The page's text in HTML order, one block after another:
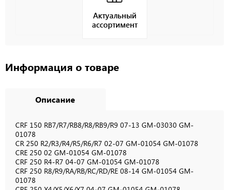
Актуальный
ассортимент
Информация о товаре
Описание
CRF 150 RB7/R7/RB8/R8/RB9/R9 07-13 GM-03030 GM-
01078
CR 250 R2/R3/R4/R5/R6/R7 02-07 GM-01054 GM-01078
CRE 250 02 GM-01054 GM-01078
CRF 250 R4-R7 04-07 GM-01054 GM-01078
CRF 250 R8/R9/RA/RB/RC/RD/RE 08-14 GM-01054 GM-
01078